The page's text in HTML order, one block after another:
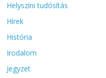
Helyszíni tudósítás
Hírek
História
Irodalom
Jegyzet